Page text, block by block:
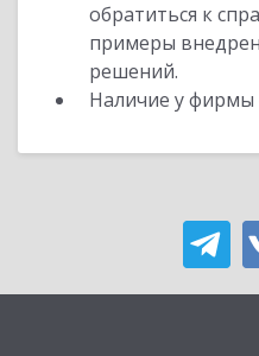
обратиться к
примеры
решений.
Наличие у фирмы